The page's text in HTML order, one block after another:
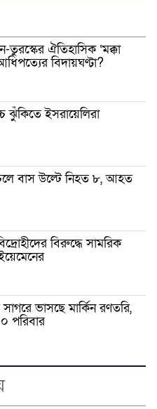
তুরস্কের ঐতিহাসিক ‘মক্কা
বিদায়ঘণ্টা?
ঝুঁকিতে ইসরায়েলিরা
বাস উল্টে নিহত ৮, আহত
বিরুদ্ধে সামরিক
ভাসছে মার্কিন রণতরি,
পরিবার